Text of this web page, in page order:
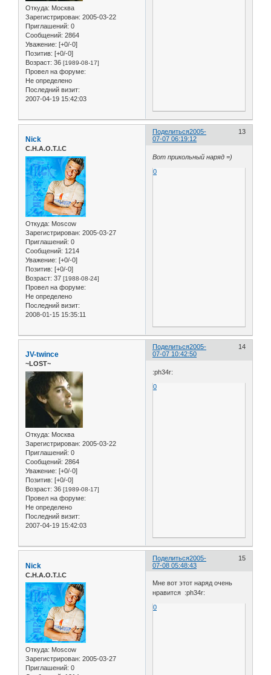
Откуда: Москва
Зарегистрирован: 2005-03-22
Приглашений: 0
Сообщений: 2864
Уважение: [+0/-0]
Позитив: [+0/-0]
Возраст: 36 [1989-08-17]
Провел на форуме:
Не определено
Последний визит:
2007-04-19 15:42:03
Поделиться 13
2005-
07-07 06:19:12
Nick
C.H.A.O.T.I.C
Откуда: Moscow
Зарегистрирован: 2005-03-27
Приглашений: 0
Сообщений: 1214
Уважение: [+0/-0]
Позитив: [+0/-0]
Возраст: 37 [1988-08-24]
Провел на форуме:
Не определено
Последний визит:
2008-01-15 15:35:11
Вот прикольный наряд =)
0
Поделиться 14
2005-
07-07 10:42:50
JV-twince
~LOST~
Откуда: Москва
Зарегистрирован: 2005-03-22
Приглашений: 0
Сообщений: 2864
Уважение: [+0/-0]
Позитив: [+0/-0]
Возраст: 36 [1989-08-17]
Провел на форуме:
Не определено
Последний визит:
2007-04-19 15:42:03
:ph34r:
0
Поделиться 15
2005-
07-08 05:48:43
Nick
C.H.A.O.T.I.C
Откуда: Moscow
Зарегистрирован: 2005-03-27
Приглашений: 0
Мне вот этот наряд очень
нравится :ph34r:
0